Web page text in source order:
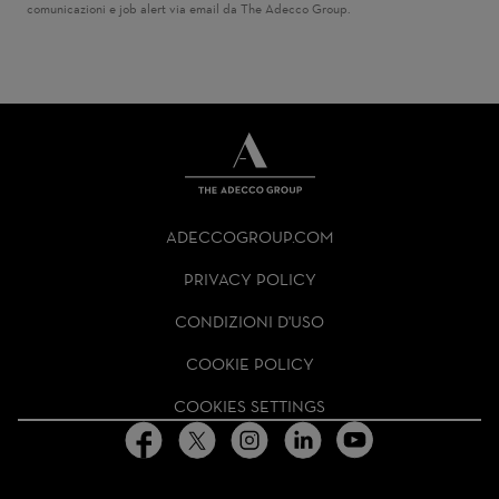
comunicazioni e job alert via email da The Adecco Group.
HOMEPAGE
ADECCOGROUP.COM
PRIVACY POLICY
CONDIZIONI D'USO
COOKIE POLICY
COOKIES SETTINGS